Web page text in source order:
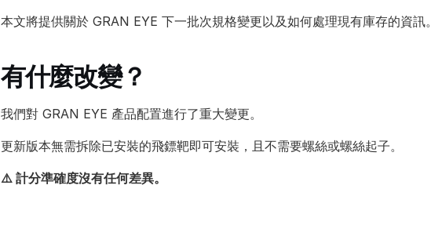
本文將提供關於 GRAN EYE 下一批次規格變更以及如何處理現有庫存的資訊。
有什麼改變？
我們對 GRAN EYE 產品配置進行了重大變更。
更新版本無需拆除已安裝的飛鏢靶即可安裝，且不需要螺絲或螺絲起子。
⚠️ 計分準確度沒有任何差異。